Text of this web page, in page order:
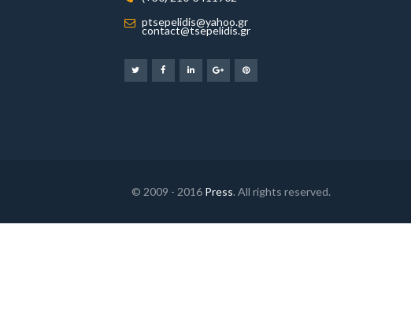
ptsepelidis@yahoo.gr
contact@tsepelidis.gr
© 2009 - 2016 Press. All rights reserved.